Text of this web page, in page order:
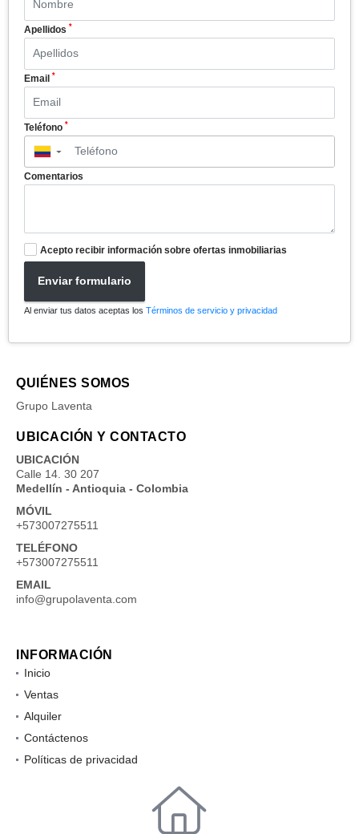
Apellidos *
Email *
Teléfono *
▼
Comentarios
Acepto recibir información sobre ofertas inmobiliarias
Enviar formulario
Al enviar tus datos aceptas los Términos de servicio y privacidad
QUIÉNES SOMOS
Grupo Laventa
UBICACIÓN Y CONTACTO
UBICACIÓN
Calle 14. 30 207
Medellín - Antioquia - Colombia
MÓVIL
+573007275511
TELÉFONO
+573007275511
EMAIL
info@grupolaventa.com
INFORMACIÓN
Inicio
Ventas
Alquiler
Contáctenos
Políticas de privacidad